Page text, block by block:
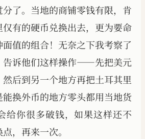
了。当地的商铺零钱有限，肯
有的硬币兑换出去，更为要命
值的组合！无奈之下我考察了
告诉他们这样操作——先把美元
后到另一个地方再把土耳其里
换外币的地方零头都用当地货
给你很多破钱，如果这样还不
，再来一次。